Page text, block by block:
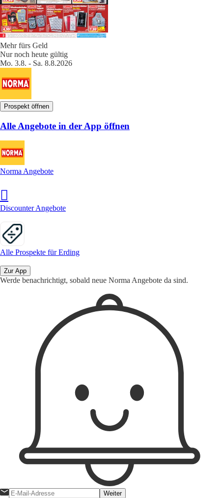
Mehr fürs Geld
Nur noch heute gültig
Mo. 3.8. - Sa. 8.8.2026
Prospekt öffnen
Alle Angebote in der App öffnen
Norma Angebote
Discounter Angebote
Alle Prospekte für Erding
Zur App
Werde benachrichtigt, sobald neue Norma Angebote da sind.
Weiter